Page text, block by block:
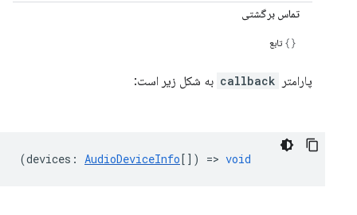
تماس برگشتی
تابع
پارامتر callback به شکل زیر است:
(devices : AudioDeviceInfo[]) => void